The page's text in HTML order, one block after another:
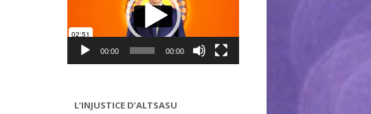
00:00 00:00
L’INJUSTICE D’ALTSASU